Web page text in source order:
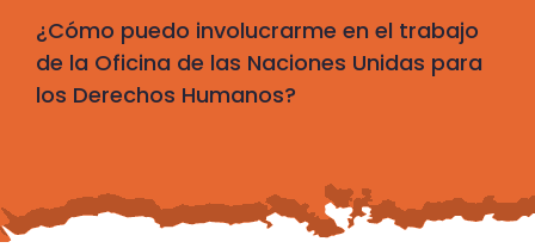
¿Cómo puedo involucrarme en el trabajo
de la Oficina de las Naciones Unidas para
los Derechos Humanos?